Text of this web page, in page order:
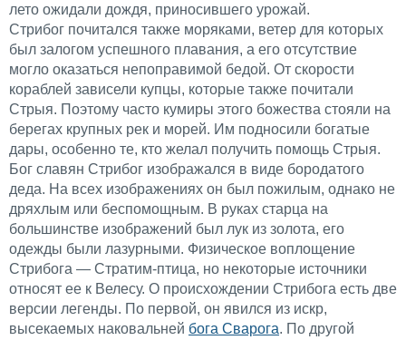
лето ожидали дождя, приносившего урожай.
Стрибог почитался также моряками, ветер для которых
был залогом успешного плавания, а его отсутствие
могло оказаться непоправимой бедой. От скорости
кораблей зависели купцы, которые также почитали
Стрыя. Поэтому часто кумиры этого божества стояли на
берегах крупных рек и морей. Им подносили богатые
дары, особенно те, кто желал получить помощь Стрыя.
Бог славян Стрибог изображался в виде бородатого
деда. На всех изображениях он был пожилым, однако не
дряхлым или беспомощным. В руках старца на
большинстве изображений был лук из золота, его
одежды были лазурными. Физическое воплощение
Стрибога — Стратим-птица, но некоторые источники
относят ее к Велесу. О происхождении Стрибога есть две
версии легенды. По первой, он явился из искр,
высекаемых наковальней бога Сварога. По другой